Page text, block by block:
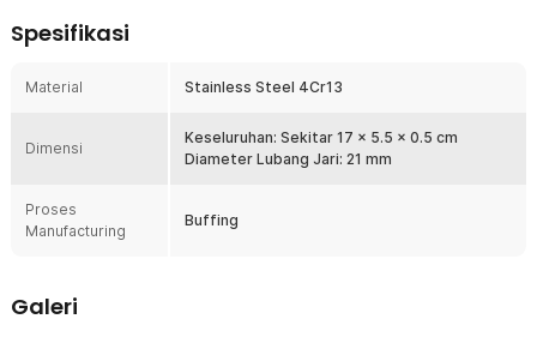
dan memberikan tekstur pada rambut tanpa mengurangi
Desain Ergonomi
pemotongan rambut. Memiliki penyangga yang bisa membantu
mengurangi ketegangan pada jari dan pergelangan tangan. Desain
kelelahan atau cedera akibat gerakan berulang.
Bahan Berkualitas Terbaik
permukaan yang lebih halus sehingga bisa memotong dengan lebih
Spesifikasi
Material Stainless Steel 4Cr13
Dimensi
Keseluruhan: Sekitar 17 x 5.5 x 0.5 cm
Diameter Lubang Jari: 21 mm
Proses
Manufacturing
Buffing
Galeri